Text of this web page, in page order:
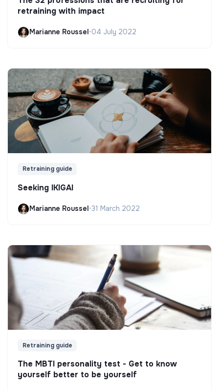
retraining with impact
Marianne Roussel •04 July 2022
Retraining guide
Seeking IKIGAI
Marianne Roussel•31 March 2022
Retraining guide
The MBTI personality test - Get to know
yourself better to be yourself